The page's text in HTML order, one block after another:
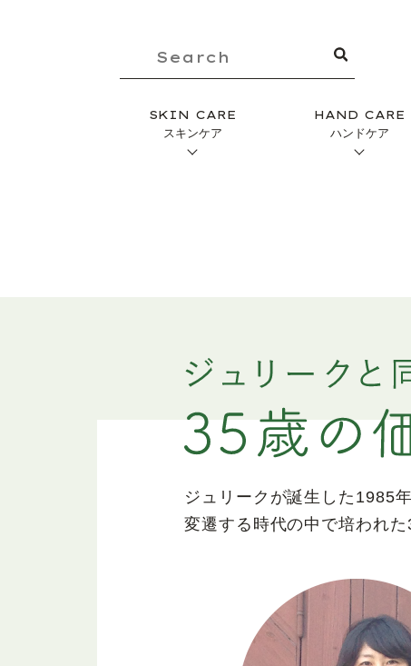
SKIN CARE
スキンケア
HAND CARE
ハンドケア
ジュリークが誕生した1985年
変遷する時代の中で培われた